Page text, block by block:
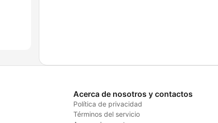
Acerca de nosotros y contactos
Política de privacidad
Términos del servicio